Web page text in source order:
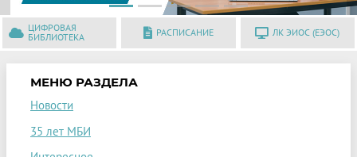
ЦИФРОВАЯ
БИБЛИОТЕКА
РАСПИСАНИЕ ЛК ЭИОС (ЕЭОС)
МЕНЮ РАЗДЕЛА
Новости
35 лет МБИ